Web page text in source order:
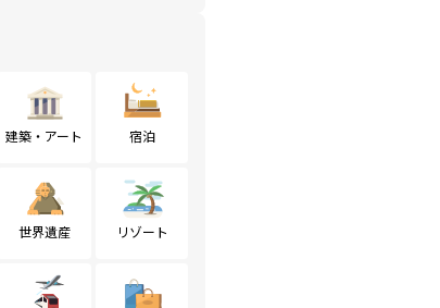
建築・アート 宿泊
世界遺産 リゾート